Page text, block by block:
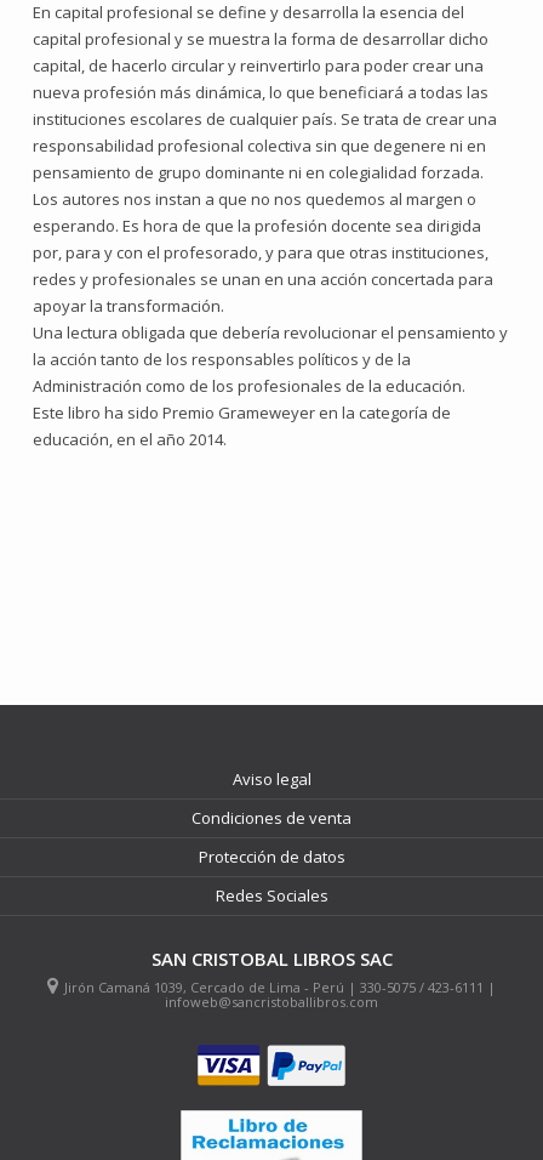
En capital profesional se define y desarrolla la esencia del
capital profesional y se muestra la forma de desarrollar dicho
capital, de hacerlo circular y reinvertirlo para poder crear una
nueva profesión más dinámica, lo que beneficiará a todas las
instituciones escolares de cualquier país. Se trata de crear una
responsabilidad profesional colectiva sin que degenere ni en
pensamiento de grupo dominante ni en colegialidad forzada.
Los autores nos instan a que no nos quedemos al margen o
esperando. Es hora de que la profesión docente sea dirigida
por, para y con el profesorado, y para que otras instituciones,
redes y profesionales se unan en una acción concertada para
apoyar la transformación.
Una lectura obligada que debería revolucionar el pensamiento y
la acción tanto de los responsables políticos y de la
Administración como de los profesionales de la educación.
Este libro ha sido Premio Grameweyer en la categoría de
educación, en el año 2014.
Aviso legal
Condiciones de venta
Protección de datos
Redes Sociales
SAN CRISTOBAL LIBROS SAC
Jirón Camaná 1039, Cercado de Lima - Perú | 330-5075 / 423-6111 |
infoweb@sancristoballibros.com